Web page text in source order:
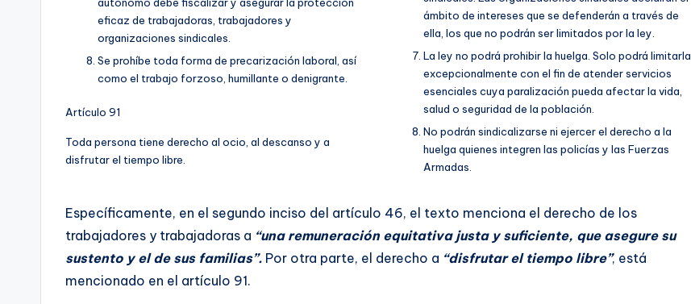
eficaz de trabajadoras, trabajadores y
organizaciones sindicales.
Se prohíbe toda forma de precarización laboral, así
como el trabajo forzoso, humillante o denigrante.
Artículo 91
Toda persona tiene derecho al ocio, al descanso y a
disfrutar el tiempo libre.
ámbito de intereses que se defenderán a través de
ella, los que no podrán ser limitados por la ley.
La ley no podrá prohibir la huelga. Solo podrá limitarla
excepcionalmente con el fin de atender servicios
esenciales cuya paralización pueda afectar la vida,
salud o seguridad de la población.
No podrán sindicalizarse ni ejercer el derecho a la
huelga quienes integren las policías y las Fuerzas
Armadas.
Específicamente, en el segundo inciso del artículo 46, el texto menciona el derecho de los
trabajadores y trabajadoras a “una remuneración equitativa justa y suficiente, que asegure su
sustento y el de sus familias”. Por otra parte, el derecho a “disfrutar el tiempo libre”, está
mencionado en el artículo 91.